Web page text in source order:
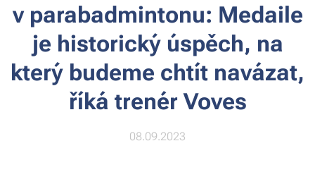
v parabadmintonu: Medaile
je historický úspěch, na
který budeme chtít navázat,
říká trenér Voves
08.09.2023